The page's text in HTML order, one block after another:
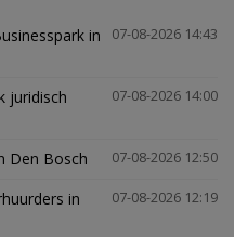
07-08-2026 14:43
in
07-08-2026 14:00
juridisch
07-08-2026 12:50
Den Bosch
07-08-2026 12:19
in